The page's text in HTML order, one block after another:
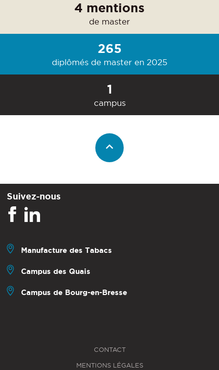
4 mentions
de master
265
diplômés de master en 2025
1
campus
Suivez-nous
Manufacture des Tabacs
Campus des Quais
Campus de Bourg-en-Bresse
CONTACT
MENTIONS LÉGALES